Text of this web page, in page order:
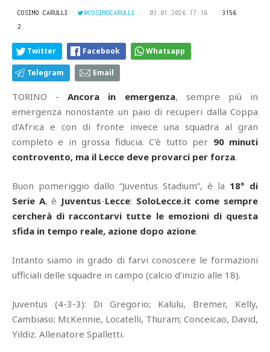
COSIMO CARULLI @COSIMOCARULLI 03.01.2026 17:16
3156
2
Twitter Facebook Whatsapp
Telegram Email
TORINO -Ancora in emergenza, sempre più in
emergenza nonostante un paio di recuperi dalla Coppa
d'Africa e con di fronte invece una squadra al gran
completo e in grossa fiducia. C'è tutto per 90 minuti
controvento, ma il Lecce deve provarci per forza.
Buon pomeriggio dallo “Juventus Stadium”, è la 18° di
Serie A, è Juventus-Lecce: SoloLecce.it come sempre
cercherà di raccontarvi tutte le emozioni di questa
sfida in tempo reale, azione dopo azione.
Intanto siamo in grado di farvi conoscere le formazioni
ufficiali delle squadre in campo (calcio d'inizio alle 18).
Juventus (4-3-3): Di Gregorio; Kalulu, Bremer, Kelly,
Cambiaso; McKennie, Locatelli, Thuram; Conceicao, David,
Yildiz. Allenatore Spalletti.